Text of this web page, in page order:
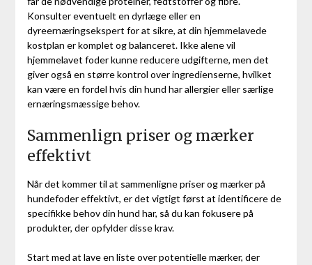
Konsulter eventuelt en dyrlæge eller en
dyreernæringsekspert for at sikre, at din hjemmelavede
kostplan er komplet og balanceret. Ikke alene vil
hjemmelavet foder kunne reducere udgifterne, men det
giver også en større kontrol over ingredienserne, hvilket
kan være en fordel hvis din hund har allergier eller særlige
ernæringsmæssige behov.
Sammenlign priser og mærker
effektivt
Når det kommer til at sammenligne priser og mærker på
hundefoder effektivt, er det vigtigt først at identificere de
specifikke behov din hund har, så du kan fokusere på
produkter, der opfylder disse krav.
Start med at lave en liste over potentielle mærker, der